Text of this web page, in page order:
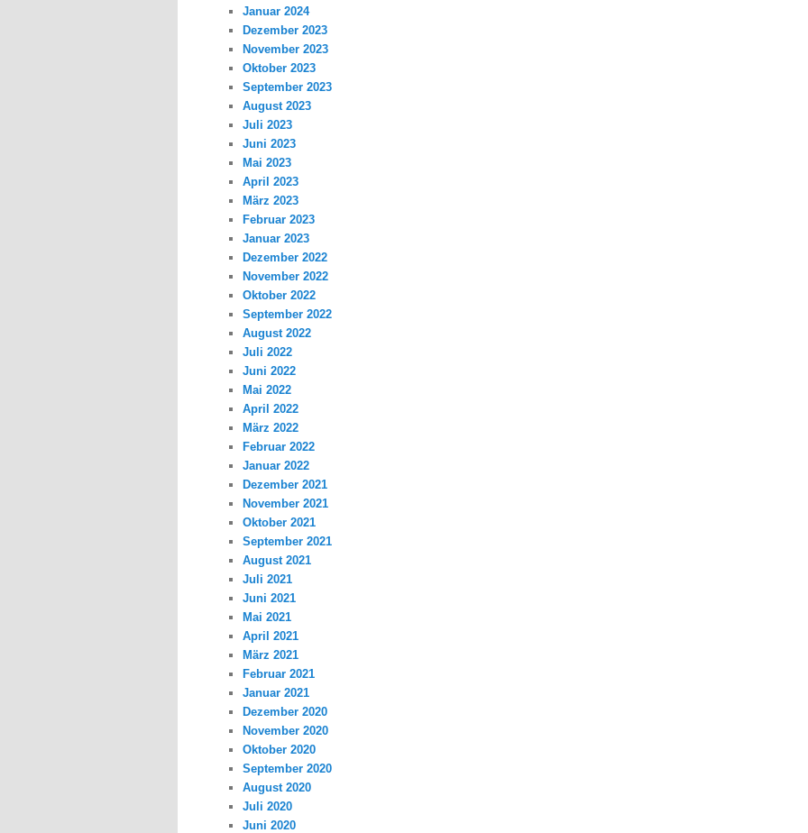
Januar 2024
Dezember 2023
November 2023
Oktober 2023
September 2023
August 2023
Juli 2023
Juni 2023
Mai 2023
April 2023
März 2023
Februar 2023
Januar 2023
Dezember 2022
November 2022
Oktober 2022
September 2022
August 2022
Juli 2022
Juni 2022
Mai 2022
April 2022
März 2022
Februar 2022
Januar 2022
Dezember 2021
November 2021
Oktober 2021
September 2021
August 2021
Juli 2021
Juni 2021
Mai 2021
April 2021
März 2021
Februar 2021
Januar 2021
Dezember 2020
November 2020
Oktober 2020
September 2020
August 2020
Juli 2020
Juni 2020